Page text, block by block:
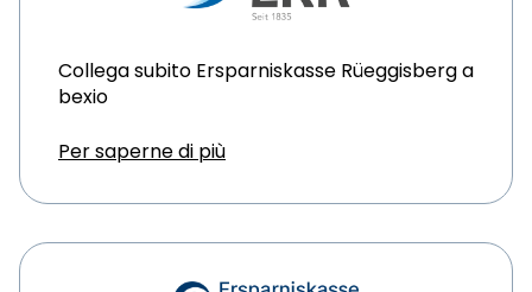
Collega subito Ersparniskasse Rüeggisberg a
bexio
Per saperne di più